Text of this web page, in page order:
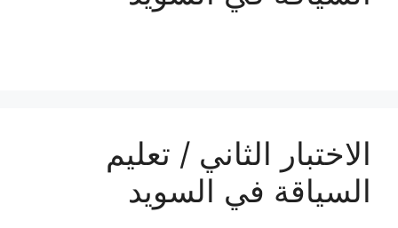
الاختبار الثاني / تعليم
السياقة في السويد